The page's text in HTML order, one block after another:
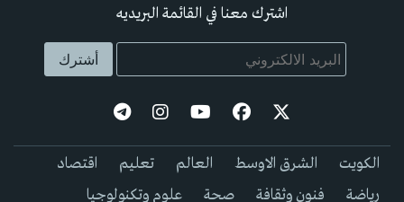
اشترك معنا في القائمة البريديه
الكويت الشرق الاوسط العالم تعليم
اقتصاد
رياضة
فنون وثقافة صحة علوم وتكنولوجيا